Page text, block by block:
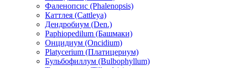
Фаленопсис (Phalenopsis)
Каттлея (Cattleya)
Дендробиум (Den.)
Paphiopedilum (Башмаки)
Онцидиум (Oncidium)
Platycerium (Платицериум)
Бульбофиллум (Bulbophyllum)